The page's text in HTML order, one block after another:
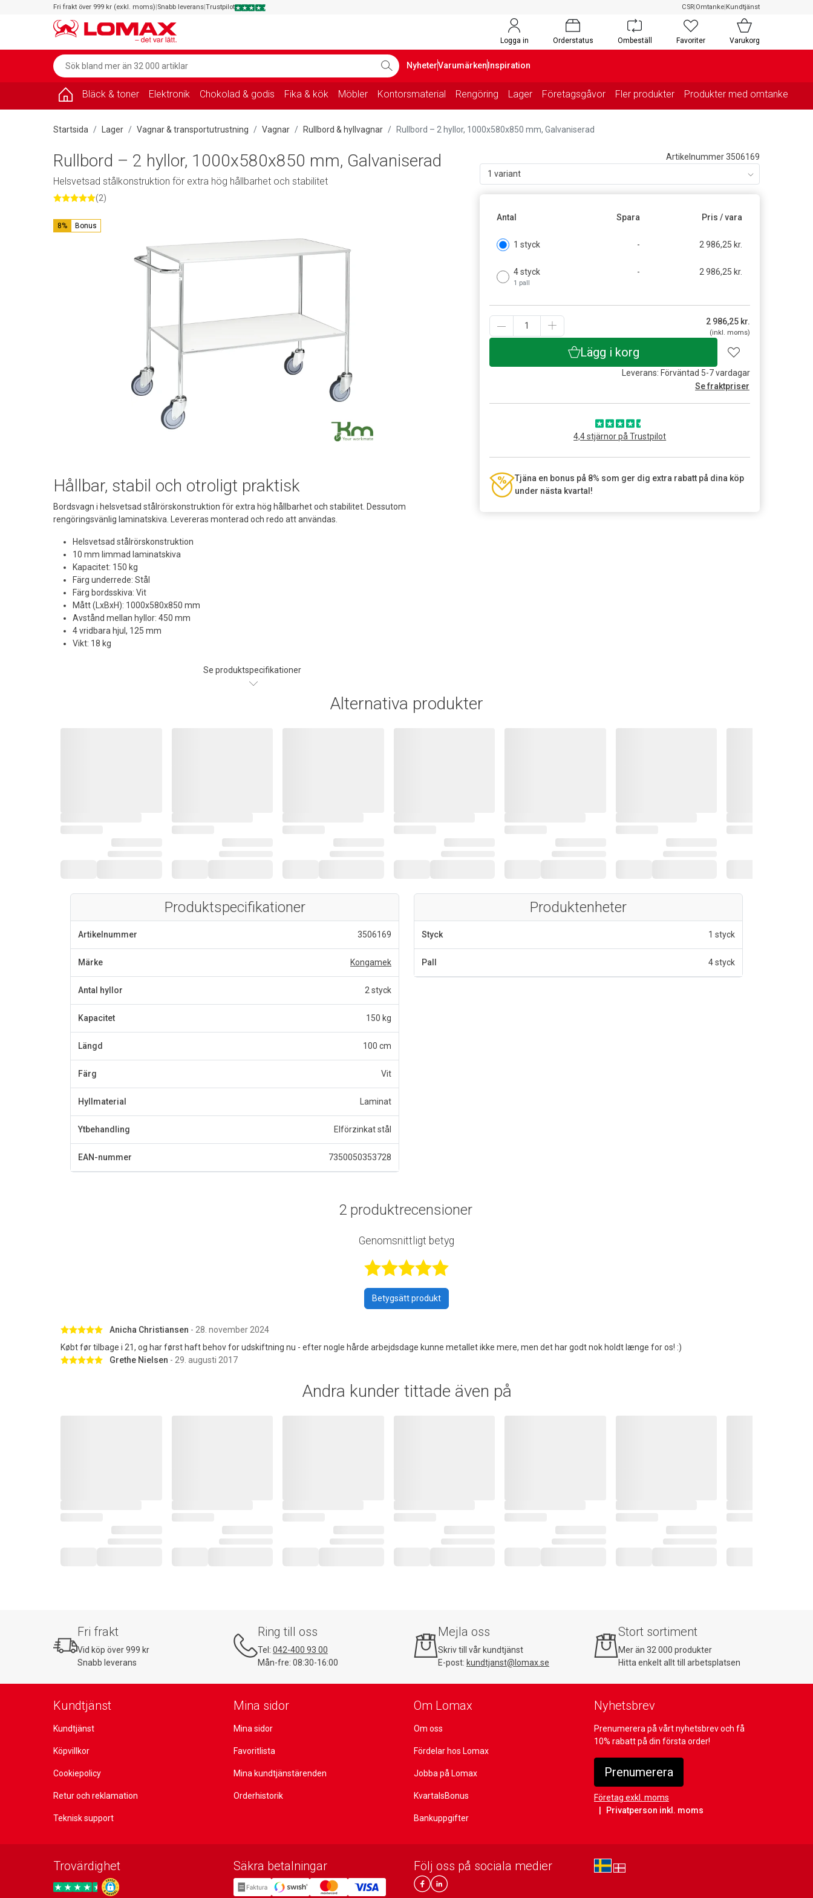
Fri frakt över 999 kr (exkl. moms)|Snabb leverans|Trustpilot CSR|Omtanke|Kundtjänst
Logga in Orderstatus Ombeställ Favoriter Varukorg
NyheterVarumärken Inspiration
Bläck & toner Elektronik Chokolad & godis Fika & kök Möbler Kontorsmaterial Rengöring Lager Företagsgåvor Fler produkter Produkter med omtanke
Startsida Lager Vagnar & transportutrustning Vagnar Rullbord & hyllvagnar Rullbord – 2 hyllor, 1000x580x850 mm, Galvaniserad
8% Bonus
Hållbar, stabil och otroligt praktisk
Bordsvagn i helsvetsad stålrörskonstruktion för extra hög hållbarhet och stabilitet. Dessutom
rengöringsvänlig laminatskiva. Levereras monterad och redo att användas.
Helsvetsad stålrörskonstruktion
10 mm limmad laminatskiva
Kapacitet: 150 kg
Färg underrede: Stål
Färg bordsskiva: Vit
Mått (LxBxH): 1000x580x850 mm
Avstånd mellan hyllor: 450 mm
4 vridbara hjul, 125 mm
Vikt: 18 kg
Se produktspecifikationer
Artikelnummer 3506169
1 variant
Antal Spara Pris / vara
1 styck - 2 986,25 kr.
4 styck
1 pall
- 2 986,25 kr.
2 986,25kr.
(inkl. moms)
Lägg i korg
Leverans: Förväntad 5-7 vardagar
Se fraktpriser
4,4 stjärnor på Trustpilot
Tjäna en bonus på 8% som ger dig extra rabatt på dina köp
under nästa kvartal!
Rullbord – 2 hyllor, 1000x580x850 mm, Galvaniserad
Helsvetsad stålkonstruktion för extra hög hållbarhet och stabilitet
(2)
Alternativa produkter
Produktspecifikationer
Artikelnummer 3506169
Märke Kongamek
Antal hyllor 2 styck
Kapacitet 150 kg
Längd 100 cm
Färg Vit
Hyllmaterial Laminat
Ytbehandling Elförzinkat stål
EAN-nummer 7350050353728
Produktenheter
Styck 1 styck
Pall 4 styck
2 produktrecensioner
Genomsnittligt betyg
Betygsatt 5 av 5 stjärnor
Betygsätt produkt
Betygsatt 5 av 5 stjärnor
Anicha Christiansen - 28. november 2024
Købt før tilbage i 21, og har først haft behov for udskiftning nu - efter nogle hårde arbejdsdage kunne metallet ikke mere, men det har godt nok holdt længe for os! :)
Betygsatt 5 av 5 stjärnor
Grethe Nielsen - 29. augusti 2017
Andra kunder tittade även på
Fri frakt
Vid köp över 999 kr
Snabb leverans
Ring till oss
Tel: 042-400 93 00
Mån-fre: 08:30-16:00
Mejla oss
Skriv till vår kundtjänst
E-post: kundtjanst@lomax.se
Stort sortiment
Mer än 32 000 produkter
Hitta enkelt allt till arbetsplatsen
Kundtjänst
Kundtjänst
Köpvillkor
Cookiepolicy
Retur och reklamation
Teknisk support
Mina sidor
Mina sidor
Favoritlista
Mina kundtjänstärenden
Orderhistorik
Om Lomax
Om oss
Fördelar hos Lomax
Jobba på Lomax
KvartalsBonus
Bankuppgifter
Nyhetsbrev
Prenumerera på vårt nyhetsbrev och få
10% rabatt på din första order!
Prenumerera
Företag exkl. moms
Privatperson inkl. moms
Trovärdighet Säkra betalningar Följ oss på sociala medier
Lomax DK Facebook
Lomax SE LinkIn
sv-SE
da-DK